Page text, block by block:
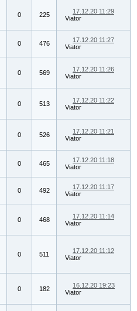
0 225
17.12.20 11:29
Viator
0 476
17.12.20 11:27
Viator
0 569
17.12.20 11:26
Viator
0 513
17.12.20 11:22
Viator
0 526
17.12.20 11:21
Viator
0 465
17.12.20 11:18
Viator
0 492
17.12.20 11:17
Viator
0 468
17.12.20 11:14
Viator
0 511
17.12.20 11:12
Viator
0 182
16.12.20 19:23
Viator